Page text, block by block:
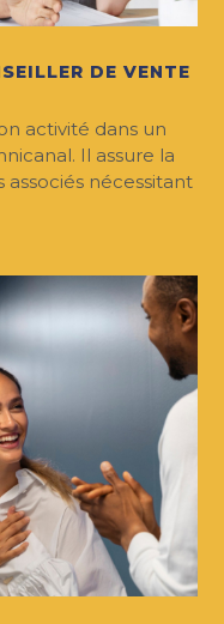
DE VENTE
activité dans un
Il assure la
nécessitant